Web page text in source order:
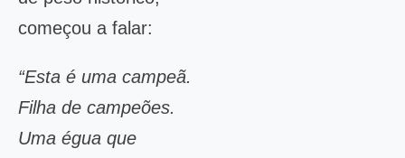
começou a falar:
“Esta é uma campeã.
Filha de campeões.
Uma égua que